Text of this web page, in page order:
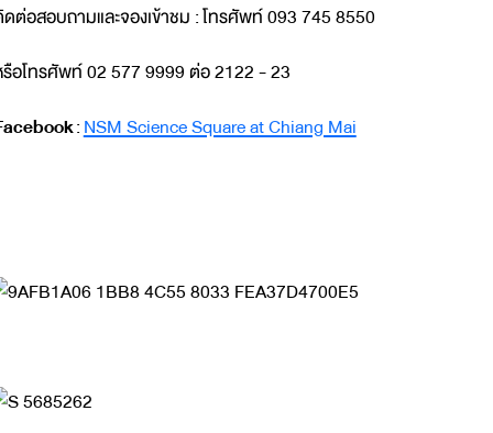
ต่อสอบถามและจองเข้าชม : โทรศัพท์ 093 745 8550
อโทรศัพท์ 02 577 9999 ต่อ 2122 - 23
:NSM Science Square at Chiang Mai